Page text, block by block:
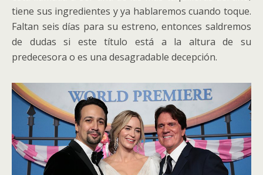
tiene sus ingredientes y ya hablaremos cuando toque.
Faltan seis días para su estreno, entonces saldremos
de dudas si este título está a la altura de su
predecesora o es una desagradable decepción.